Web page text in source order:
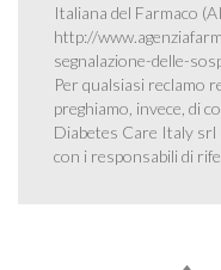
Italiana del Farmaco
http://
segnalazione-delle-
Per qualsiasi reclamo
preghiamo, invece, di
Diabetes Care Italy srl
con i responsabili di